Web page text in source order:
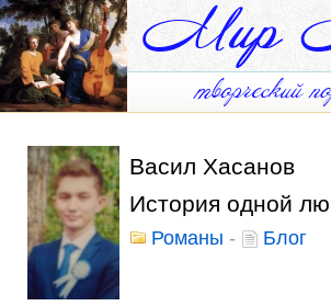
Васил Хасанов
История одной
Романы - Блог